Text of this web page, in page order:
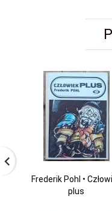
Frederik Pohl •
plus